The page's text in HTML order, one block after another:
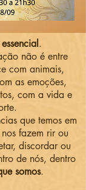
.
não é entre
com animais,
as emoções,
com a vida e
que temos em
fazem rir ou
discordar ou
de nós, dentro
somos.